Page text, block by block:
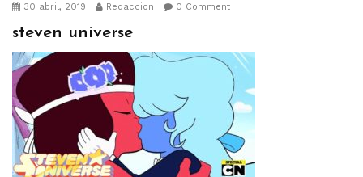
30 abril, 2019 Redaccion 0 Comment
steven universe